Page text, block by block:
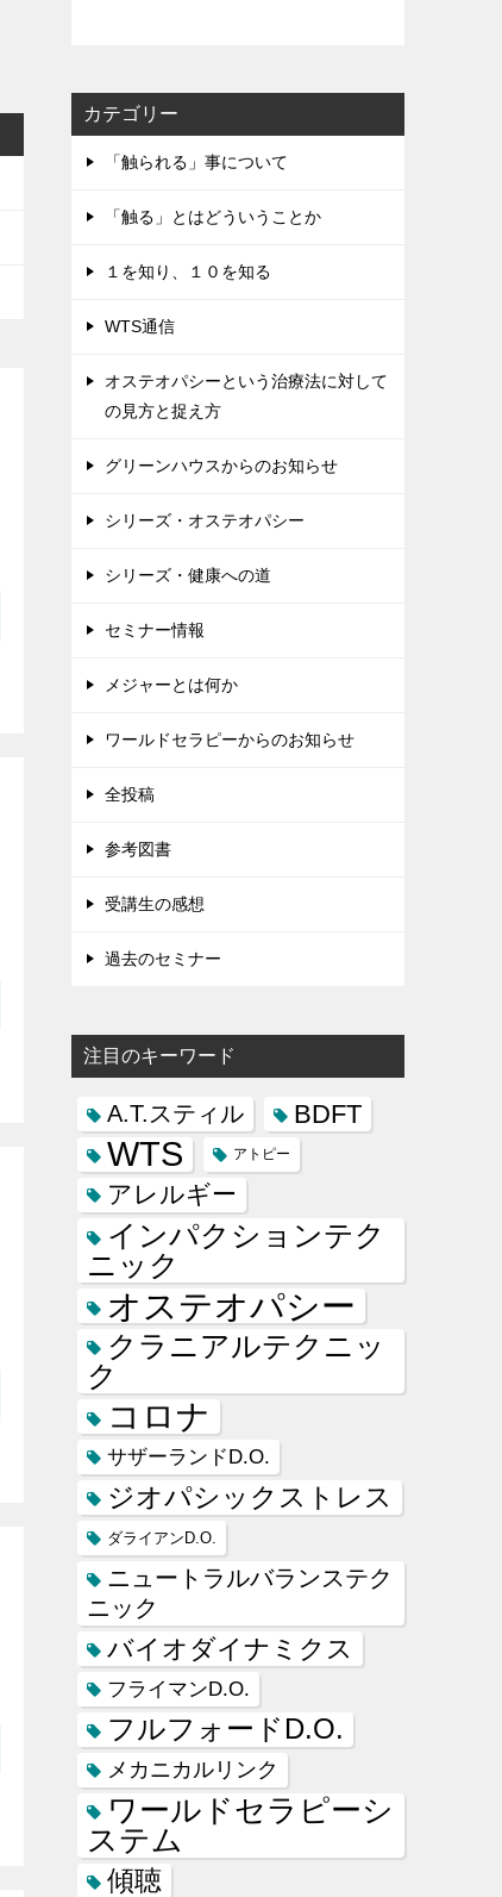
カテゴリー
「触られる」事について
「触る」とはどういうことか
１を知り、１０を知る
WTS通信
オステオパシーという治療法に対して
の見方と捉え方
グリーンハウスからのお知らせ
シリーズ・オステオパシー
シリーズ・健康への道
セミナー情報
メジャーとは何か
ワールドセラピーからのお知らせ
全投稿
参考図書
受講生の感想
過去のセミナー
注目のキーワード
A.T.スティル BDFT
WTS アトピー
アレルギー
インパクションテク
ニック
オステオパシー
クラニアルテクニッ
ク
コロナ
サザーランドD.O.
ジオパシックストレス
ダライアンD.O.
ニュートラルバランステク
ニック
バイオダイナミクス
フライマンD.O.
フルフォードD.O.
メカニカルリンク
ワールドセラピーシ
ステム
傾聴